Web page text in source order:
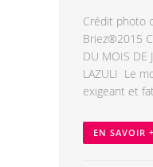
Crédit photo
Briez®2015
DU MOIS DE
LAZULI Le
exigeant et
EN SAVOIR +